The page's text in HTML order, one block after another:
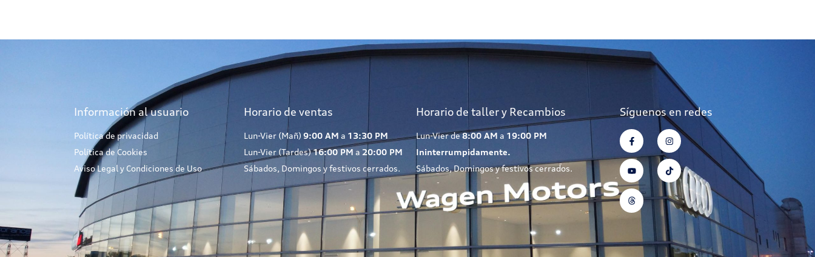
Información al usuario
Política de privacidad
Política de Cookies
Aviso Legal y Condiciones de Uso
Horario de ventas
Lun-Vier (Mañ) 9:00 AM a 13:30 PM
Lun-Vier (Tardes)16:00 PM a 20:00 PM
Sábados, Domingos y festivos cerrados.
Horario de taller y Recambios
Lun-Vier de8:00 AM a 19:00 PM
Ininterrumpidamente.
Sábados, Domingos y festivos cerrados.
Síguenos en redes